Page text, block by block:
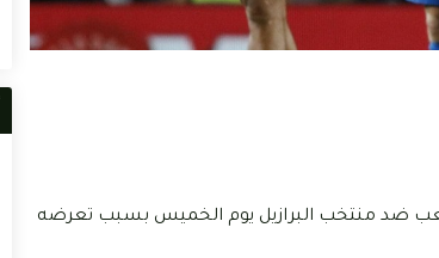
ستلعب ضد منتخب البرازيل يوم الخميس بسبب تعرضه